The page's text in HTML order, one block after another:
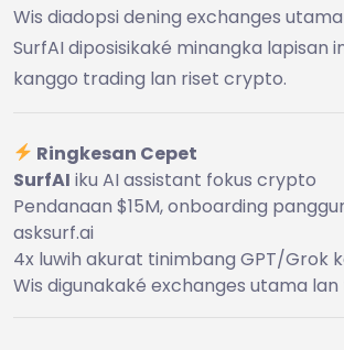
Wis diadopsi dening exchanges
SurfAI diposisikaké minangka lapisan
kanggo trading lan riset crypto.
Ringkesan Cepet
SurfAI iku AI assistant fokus crypto
Pendanaan $15M, onboarding
asksurf.ai
4x luwih akurat tinimbang GPT/Grok
Wis digunakaké exchanges utama